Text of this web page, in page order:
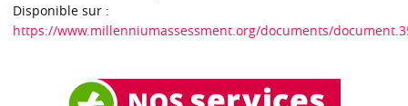
Disponible sur :
https://www.millenniumassessment.org/documents/